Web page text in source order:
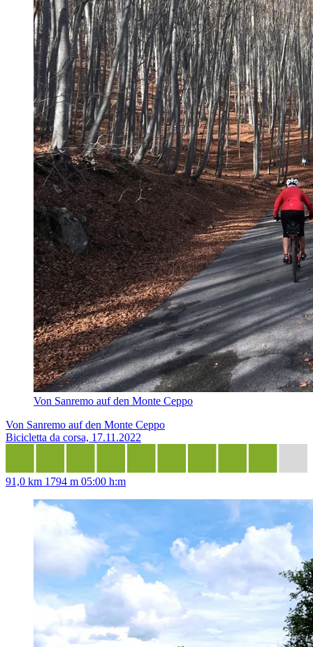
Von Sanremo auf den Monte Ceppo
Von Sanremo auf den Monte Ceppo
Bicicletta da corsa, 17.11.2022
91,0 km 1794 m 05:00 h:m